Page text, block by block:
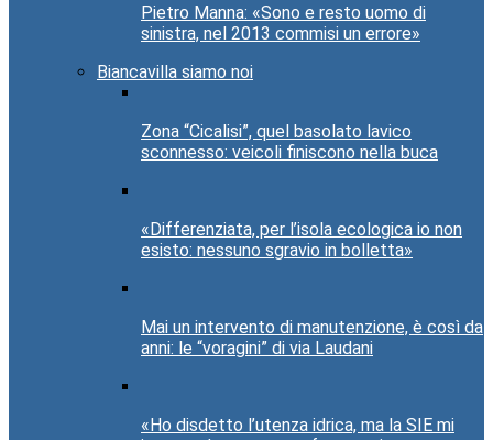
Pietro Manna: «Sono e resto uomo di
sinistra, nel 2013 commisi un errore»
Biancavilla siamo noi
Zona “Cicalisi”, quel basolato lavico
sconnesso: veicoli finiscono nella buca
«Differenziata, per l’isola ecologica io non
esisto: nessuno sgravio in bolletta»
Mai un intervento di manutenzione, è così da
anni: le “voragini” di via Laudani
«Ho disdetto l’utenza idrica, ma la SIE mi